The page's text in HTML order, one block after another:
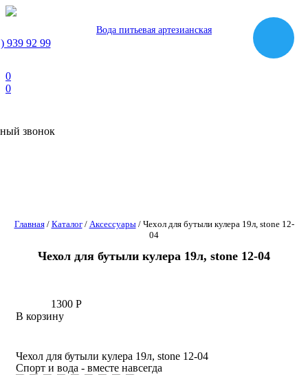
Вода питьевая артезианская
939 92 99
звонок
0
0
Главная/ Каталог/ Аксессуары/ Чехол для бутыли кулера 19л, stone 12-
04
Чехол для бутыли кулера 19л, stone 12-04
1300 Р
В корзину
Чехол для бутыли кулера 19л, stone 12-04
Спорт и вода - вместе навсегда